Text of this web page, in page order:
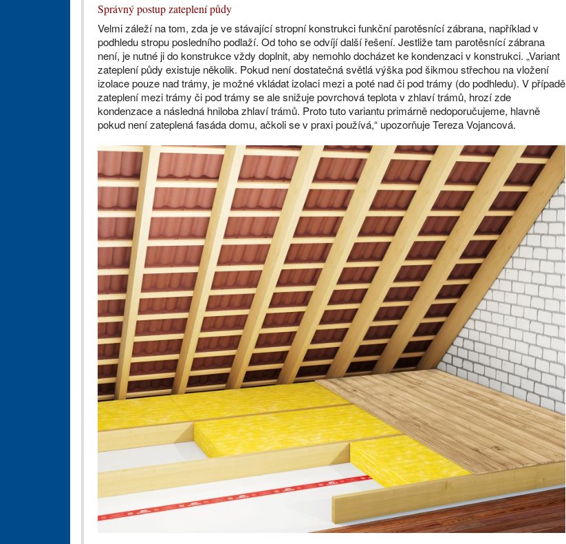
Správný postup zateplení půdy
Velmi záleží na tom, zda je ve stávající stropní konstrukci funkční parotěsnící zábrana, například v
podhledu stropu posledního podlaží. Od toho se odvíjí další řešení. Jestliže tam parotěsnící zábrana
není, je nutné ji do konstrukce vždy doplnit, aby nemohlo docházet ke kondenzaci v konstrukci. „Variant
zateplení půdy existuje několik. Pokud není dostatečná světlá výška pod šikmou střechou na vložení
izolace pouze nad trámy, je možné vkládat izolaci mezi a poté nad či pod trámy (do podhledu). V případě
zateplení mezi trámy či pod trámy se ale snižuje povrchová teplota v zhlaví trámů, hrozí zde
kondenzace a následná hniloba zhlaví trámů. Proto tuto variantu primárně nedoporučujeme, hlavně
pokud není zateplená fasáda domu, ačkoli se v praxi používá,“ upozorňuje Tereza Vojancová.